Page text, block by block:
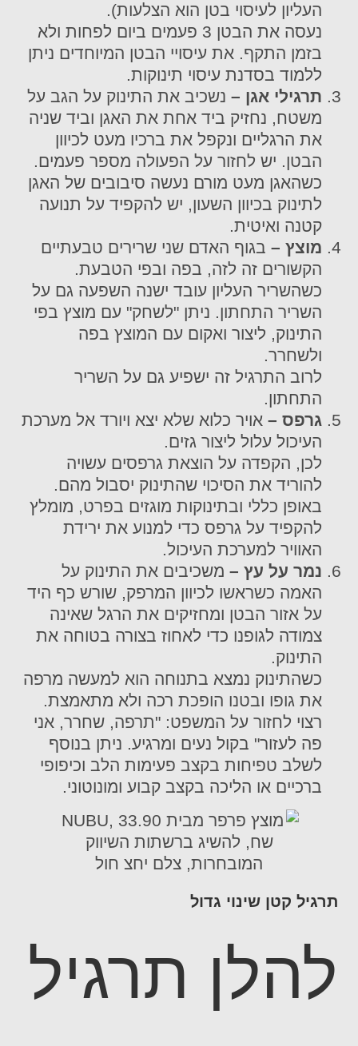
העליון לעיסוי בטן הוא הצלעות).
נעסה את הבטן 3 פעמים ביום לפחות ולא
בזמן התקף. את עיסויי הבטן המיוחדים ניתן
ללמוד בסדנת עיסוי תינוקות.
תרגילי אגן – נשכיב את התינוק על הגב על
משטח, נחזיק ביד אחת את האגן וביד שניה
את הרגליים ונקפל את ברכיו מעט לכיוון
הבטן. יש לחזור על הפעולה מספר פעמים.
כשהאגן מעט מורם נעשה סיבובים של האגן
לתינוק בכיוון השעון, יש להקפיד על תנועה
קטנה ואיטית.
מוצץ – בגוף האדם שני שרירים טבעתיים
הקשורים זה לזה, בפה ובפי הטבעת.
כשהשריר העליון עובד ישנה השפעה גם על
השריר התחתון. ניתן "לשחק" עם מוצץ בפי
התינוק, ליצור ואקום עם המוצץ בפה
ולשחרר.
לרוב התרגיל זה ישפיע גם על השריר
התחתון.
גרפס – אויר כלוא שלא יצא ויורד אל מערכת
העיכול עלול ליצור גזים.
לכן, הקפדה על הוצאת גרפסים עשויה
להוריד את הסיכוי שהתינוק יסבול מהם.
באופן כללי ובתינוקות מוגזים בפרט, מומלץ
להקפיד על גרפס כדי למנוע את ירידת
האוויר למערכת העיכול.
נמר על עץ – משכיבים את התינוק על
האמה כשראשו לכיוון המרפק, שורש כף היד
על אזור הבטן ומחזיקים את הרגל שאינה
צמודה לגופנו כדי לאחוז בצורה בטוחה את
התינוק.
כשהתינוק נמצא בתנוחה הוא למעשה מרפה
את גופו ובטנו הופכת רכה ולא מתאמצת.
רצוי לחזור על המשפט: "תרפה, שחרר, אני
פה לעזור" בקול נעים ומרגיע. ניתן בנוסף
לשלב טפיחות בקצב פעימות הלב וכיפופי
ברכיים או הליכה בקצב קבוע ומונוטוני.
תרגיל קטן שינוי גדול
להלן תרגיל